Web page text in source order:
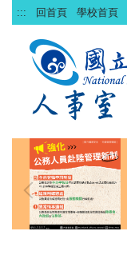
跳
到
::: 回首頁 學校首頁